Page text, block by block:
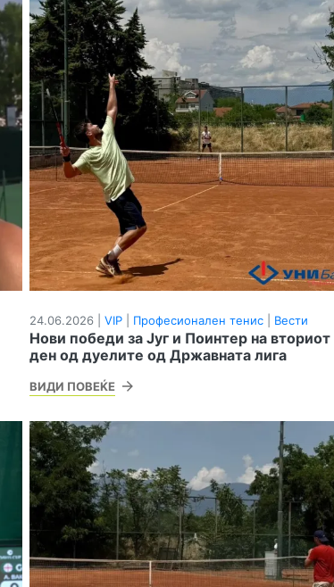
24.06.2026 | VIP| Професионален тенис| Вести
Нови победи за Југ и Поинтер на вториот
ден од дуелите од Државната лига
ВИДИ ПОВЕЌЕ